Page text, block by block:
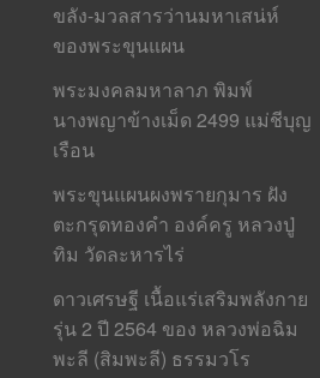
ขลัง-มวลสารว่านมหาเสน่ห์
ของพระขุนแผน
พระมงคลมหาลาภ พิมพ์
นางพญาข้างเม็ด 2499 แม่ชีบุญ
เรือน
พระขุนแผนผงพรายกุมาร ฝัง
ตะกรุดทองคำ องค์ครู หลวงปู่
ทิม วัดละหารไร่
ดาวเศรษฐี เนื้อแร่เสริมพลังกาย
รุ่น 2 ปี 2564 ของ หลวงพ่อฉิม
พะลี (สิมพะลี) ธรรมวโร